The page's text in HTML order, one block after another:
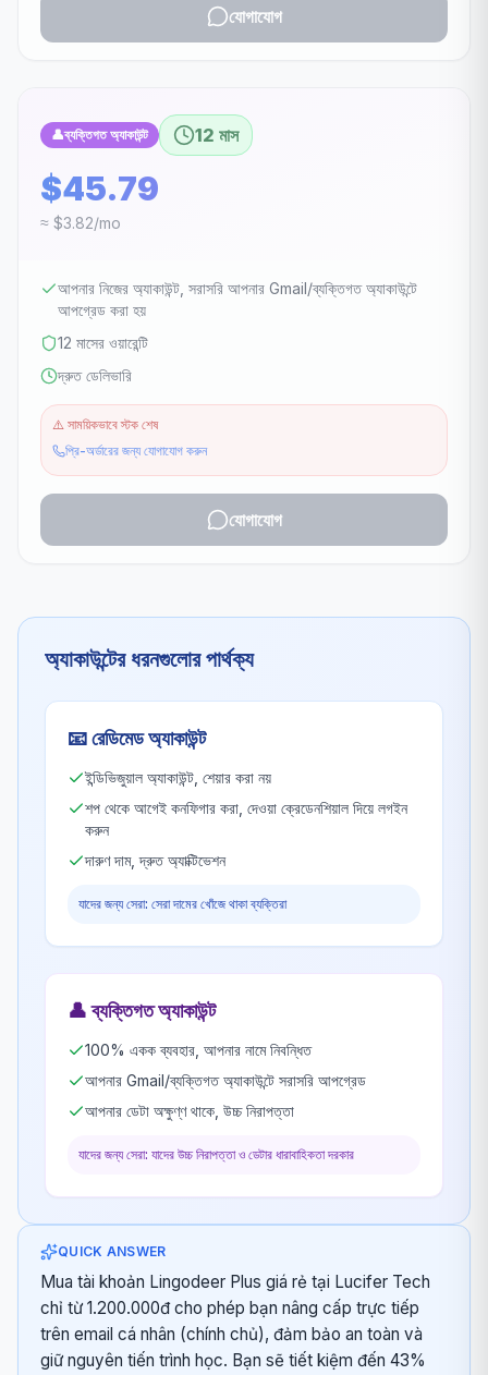
যোগাযোগ
👤ব্যক্তিগত অ্যাকাউন্ট 12 মাস
$45.79
≈ $3.82/mo
আপনার নিজের অ্যাকাউন্ট, সরাসরি আপনার Gmail/ব্যক্তিগত অ্যাকাউন্টে
আপগ্রেড করা হয়
12 মাসের ওয়ারেন্টি
দ্রুত ডেলিভারি
⚠️ সাময়িকভাবে স্টক শেষ
প্রি-অর্ডারের জন্য যোগাযোগ করুন
যোগাযোগ
অ্যাকাউন্টের ধরনগুলোর পার্থক্য
📧রেডিমেড অ্যাকাউন্ট
ইন্ডিভিজুয়াল অ্যাকাউন্ট, শেয়ার করা নয়
শপ থেকে আগেই কনফিগার করা, দেওয়া ক্রেডেনশিয়াল দিয়ে লগইন
করুন
দারুণ দাম, দ্রুত অ্যাক্টিভেশন
যাদের জন্য সেরা: সেরা দামের খোঁজে থাকা ব্যক্তিরা
👤ব্যক্তিগত অ্যাকাউন্ট
100% একক ব্যবহার, আপনার নামে নিবন্ধিত
আপনার Gmail/ব্যক্তিগত অ্যাকাউন্টে সরাসরি আপগ্রেড
আপনার ডেটা অক্ষুণ্ণ থাকে, উচ্চ নিরাপত্তা
যাদের জন্য সেরা: যাদের উচ্চ নিরাপত্তা ও ডেটার ধারাবাহিকতা দরকার
QUICK ANSWER
Mua tài khoản Lingodeer Plus giá rẻ tại Lucifer Tech
chỉ từ 1.200.000đ cho phép bạn nâng cấp trực tiếp
trên email cá nhân (chính chủ), đảm bảo an toàn và
giữ nguyên tiến trình học. Bạn sẽ tiết kiệm đến 43%